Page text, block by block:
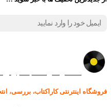
فروشگاه اینترنتی کاراکتاب، بررسی،